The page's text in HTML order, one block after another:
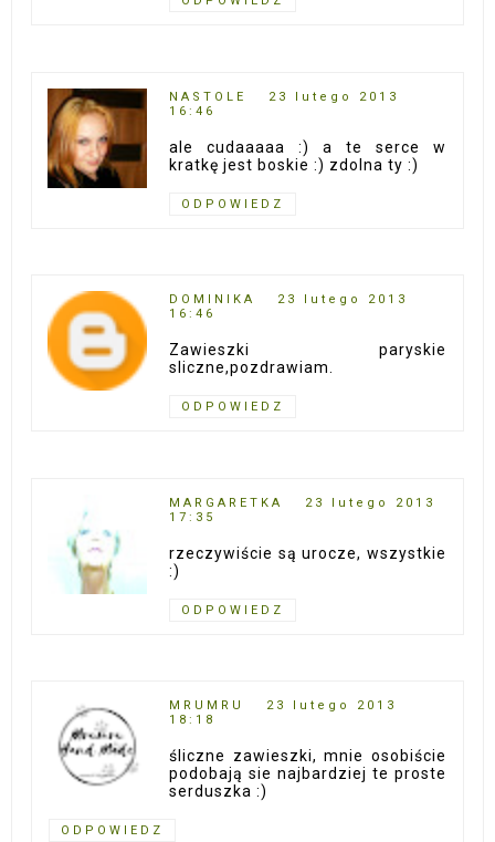
NASTOLE
23 lutego 2013
16:46
ale cudaaaaa :) a te serce w
kratkę jest boskie :) zdolna ty :)
ODPOWIEDZ
DOMINIKA
23 lutego 2013
16:46
Zawieszki paryskie
sliczne,pozdrawiam.
ODPOWIEDZ
MARGARETKA
23 lutego 2013
17:35
rzeczywiście są urocze, wszystkie
:)
ODPOWIEDZ
MRUMRU
23 lutego 2013
18:18
śliczne zawieszki, mnie osobiście
podobają sie najbardziej te proste
serduszka :)
ODPOWIEDZ